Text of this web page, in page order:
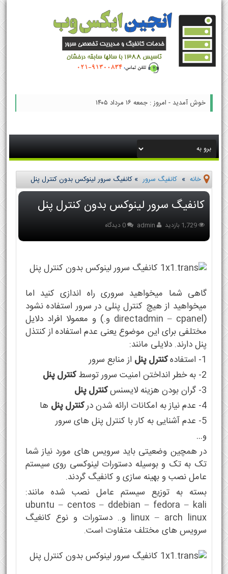
خوش آمدید - امروز : جمعه ۱۶ مرداد ۱۴۰۵
خانه » کانفیگ سرور »کانفیگ سرور لینوکس بدون کنترل پنل
کانفیگ سرور لینوکس بدون کنترل پنل
1,729 بازدید admin 0 دیدگاه
گاهی شما میخواهید سروری راه اندازی کنید اما
میخواهید از هیچ کنترل پنلی در سرور استفاده نشود
(directadmin – cpanel و.) و معمولا افراد دلایل
مختلفی برای این موضوع یعنی عدم استفاده از کنتذل
پنل دارند. دلایلی مانند:
1- استفاده
کنترل پنل از منابع سرور
2- به خطر انداختن امنیت سرور توسط
کنترل پنل
3- گران بودن هزینه لایسنس
کنترل پنل
4- عدم نیاز به امکانات ارائه شدن در
کنترل پنل ها
5- عدم آشنایی به کار با کنترل پنل های سرور
و…
در همچین وضعیتی باید سرویس های مورد نیاز شما
تک به تک و بوسیله دستورات لینوکسی روی سیستم
عامل نصب و بهینه سازی و کانفیگ گردند.
بسته به توزیع سیستم عامل نصب شده مانند:
ubuntu – centos – ddebian – fedora – kali
linux – arch linux و.. دستورات و نوع کانغیگ
سرویس های مختلف متفاوت است.